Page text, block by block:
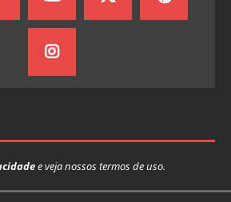
e veja nossos termos de uso.